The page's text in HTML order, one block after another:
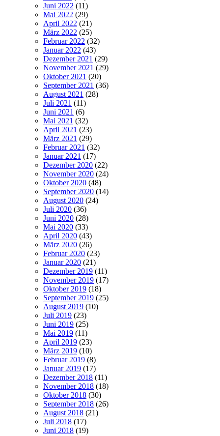
Juni 2022 (11)
Mai 2022 (29)
April 2022 (21)
März 2022 (25)
Februar 2022 (32)
Januar 2022 (43)
Dezember 2021 (29)
November 2021 (29)
Oktober 2021 (20)
September 2021 (36)
August 2021 (28)
Juli 2021 (11)
Juni 2021 (6)
Mai 2021 (32)
April 2021 (23)
März 2021 (29)
Februar 2021 (32)
Januar 2021 (17)
Dezember 2020 (22)
November 2020 (24)
Oktober 2020 (48)
September 2020 (14)
August 2020 (24)
Juli 2020 (36)
Juni 2020 (28)
Mai 2020 (33)
April 2020 (43)
März 2020 (26)
Februar 2020 (23)
Januar 2020 (21)
Dezember 2019 (11)
November 2019 (17)
Oktober 2019 (18)
September 2019 (25)
August 2019 (10)
Juli 2019 (23)
Juni 2019 (25)
Mai 2019 (11)
April 2019 (23)
März 2019 (10)
Februar 2019 (8)
Januar 2019 (17)
Dezember 2018 (11)
November 2018 (18)
Oktober 2018 (30)
September 2018 (26)
August 2018 (21)
Juli 2018 (17)
Juni 2018 (19)